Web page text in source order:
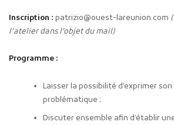
Inscription : patrizio@ouest-lareunion.com
l’atelier dans l’objet du mail)
Programme :
Laisser la possibilité d’exprimer
problématique ;
Discuter ensemble afin d’établir